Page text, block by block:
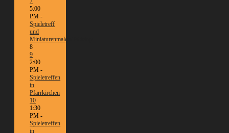
5:00
PM -
Spieletreff
und
Miniaturenmalen/Tabletop
8
9
2:00
PM -
Spieletreffen
in
Pfarrkirchen
10
1:30
PM -
Spieletreffen
in